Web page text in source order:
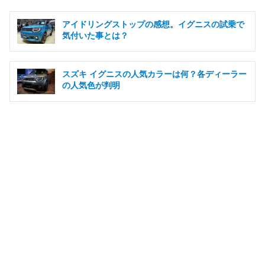
アイドリングストップの感想。イグニスの試乗で
気付いた事とは？
スズキ イグニスの人気カラーは何？各ディーラー
の人気色が判明